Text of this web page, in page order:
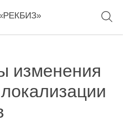
изменения